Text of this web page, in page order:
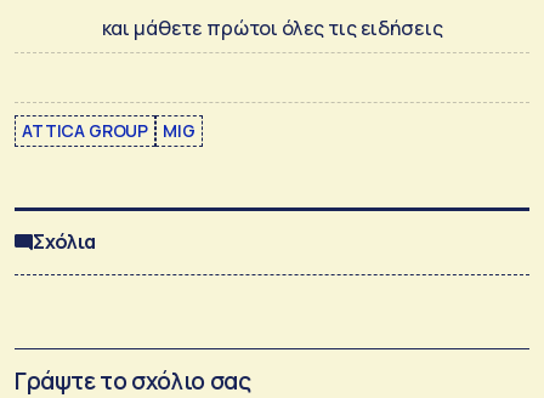
και μάθετε πρώτοι όλες τις ειδήσεις
ATTICA GROUP MIG
Σχόλια
Γράψτε το σχόλιο σας